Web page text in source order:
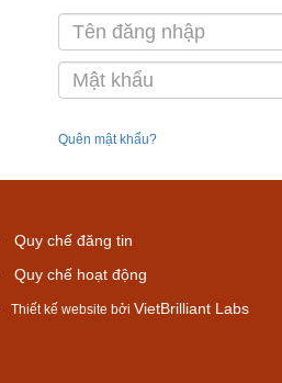
Quên mật khẩu?
Quy chế đăng tin
Quy chế hoạt động
Thiết kế website bởi VietBrilliant Labs